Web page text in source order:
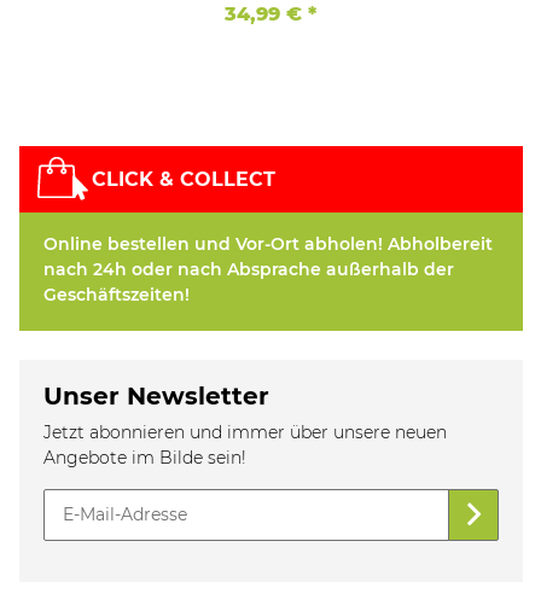
34,99 € *
CLICK & COLLECT
Online bestellen und Vor-Ort abholen! Abholbereit
nach 24h oder nach Absprache außerhalb der
Geschäftszeiten!
Unser Newsletter
Jetzt abonnieren und immer über unsere neuen
Angebote im Bilde sein!